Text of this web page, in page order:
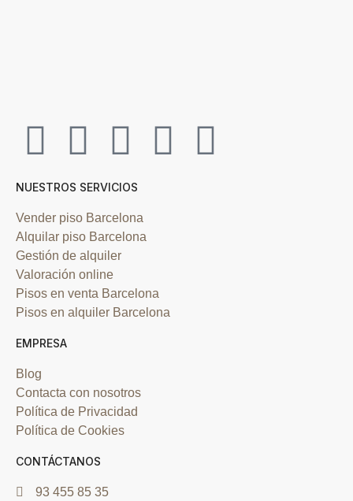
NUESTROS SERVICIOS
Vender piso Barcelona
Alquilar piso Barcelona
Gestión de alquiler
Valoración online
Pisos en venta Barcelona
Pisos en alquiler Barcelona
EMPRESA
Blog
Contacta con nosotros
Política de Privacidad
Política de Cookies
CONTÁCTANOS
93 455 85 35